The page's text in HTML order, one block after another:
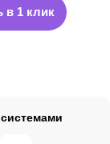
в 1 клик